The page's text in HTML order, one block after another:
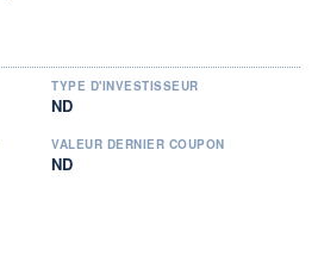
TYPE D'INVESTISSEUR
ND
VALEUR DERNIER COUPON
ND